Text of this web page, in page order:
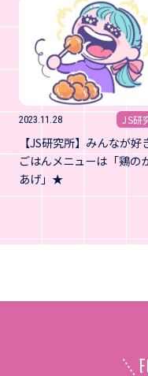
2023.11.28 JS研
【JS研究所】みんなが好
ごはんメニューは「鶏の
あげ」★